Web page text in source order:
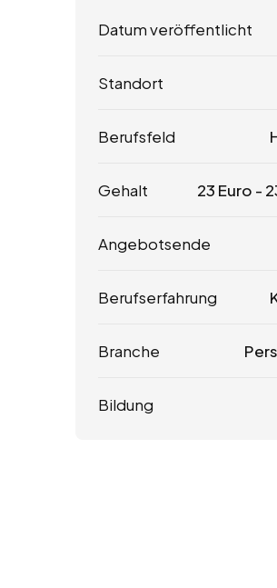
Datum veröffentlicht
Standort
Berufsfeld
Gehalt 23 Euro -
Angebotsende
Berufserfahrung
Branche
Bildung